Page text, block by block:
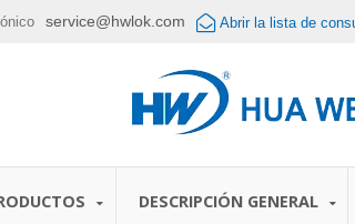
service@hwlok.com Abrir la lista de
DESCRIPCIÓN GENERAL